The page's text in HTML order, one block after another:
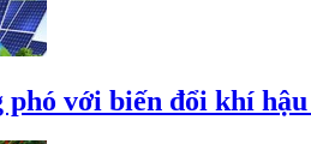
phó với biến đổi khí